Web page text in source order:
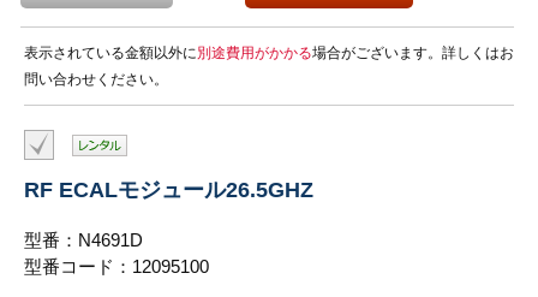
表示されている金額以外に別途費用がかかる場合がございます。詳しくはお
問い合わせください。
RF ECALモジュール26.5GHZ
型番：N4691D
型番コード：12095100